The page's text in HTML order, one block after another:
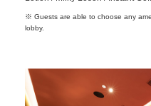
※ Guests are able to choose any
lobby.